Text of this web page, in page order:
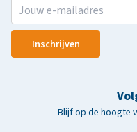
Inschrijven
Blijf op de hoogte